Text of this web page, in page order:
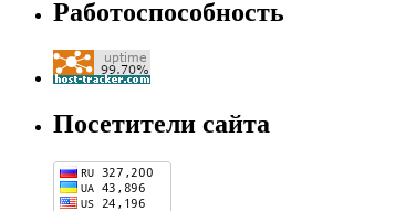
Работоспособность
Посетители сайта